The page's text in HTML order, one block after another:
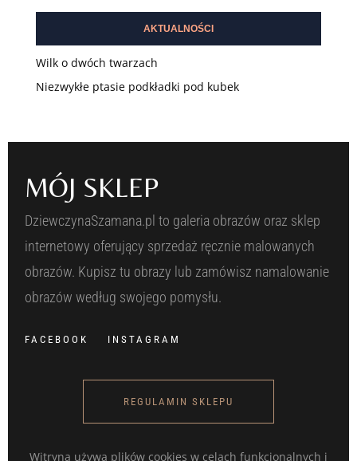
AKTUALNOŚCI
Wilk o dwóch twarzach
Niezwykłe ptasie podkładki pod kubek
MÓJ SKLEP
DziewczynaSzamana.pl to galeria obrazów oraz sklep
internetowy oferujący sprzedaż ręcznie malowanych
obrazów. Kupisz tu obrazy lub zamówisz namalowanie
obrazów według swojego pomysłu.
FACEBOOK INSTAGRAM
REGULAMIN SKLEPU
Witryna używa plików cookies w celach funkcjonalnych i